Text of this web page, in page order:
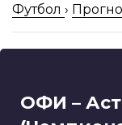
Футбол ›
ОФИ –